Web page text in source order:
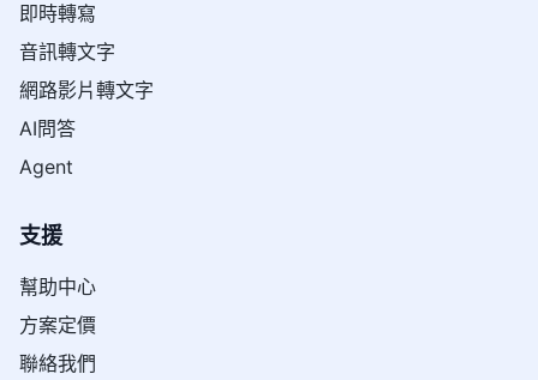
即時轉寫
音訊轉文字
網路影片轉文字
AI問答
Agent
支援
幫助中心
方案定價
聯絡我們